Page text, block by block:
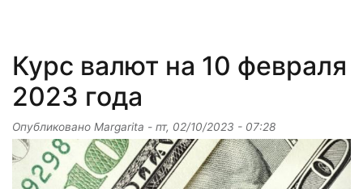
Курс валют на 10 февраля
2023 года
Опубликовано Margarita - пт, 02/10/2023 - 07:28